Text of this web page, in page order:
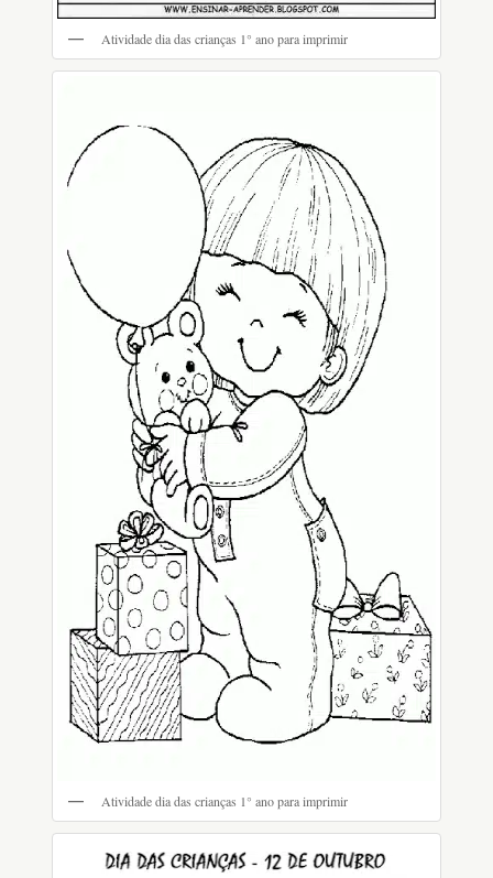
Atividade dia das crianças 1° ano para imprimir
Atividade dia das crianças 1° ano para imprimir